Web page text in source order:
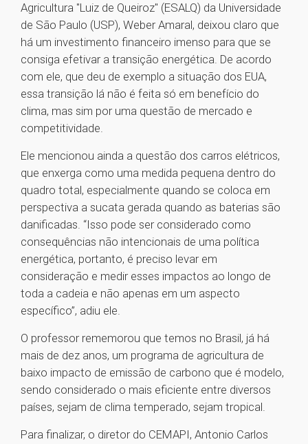
Agricultura "Luiz de Queiroz" (ESALQ) da Universidade
de São Paulo (USP), Weber Amaral, deixou claro que
há um investimento financeiro imenso para que se
consiga efetivar a transição energética. De acordo
com ele, que deu de exemplo a situação dos EUA,
essa transição lá não é feita só em benefício do
clima, mas sim por uma questão de mercado e
competitividade.
Ele mencionou ainda a questão dos carros elétricos,
que enxerga como uma medida pequena dentro do
quadro total, especialmente quando se coloca em
perspectiva a sucata gerada quando as baterias são
danificadas. “Isso pode ser considerado como
consequências não intencionais de uma política
energética, portanto, é preciso levar em
consideração e medir esses impactos ao longo de
toda a cadeia e não apenas em um aspecto
específico”, adiu ele.
O professor rememorou que temos no Brasil, já há
mais de dez anos, um programa de agricultura de
baixo impacto de emissão de carbono que é modelo,
sendo considerado o mais eficiente entre diversos
países, sejam de clima temperado, sejam tropical.
Para finalizar, o diretor do CEMAPI, Antonio Carlos